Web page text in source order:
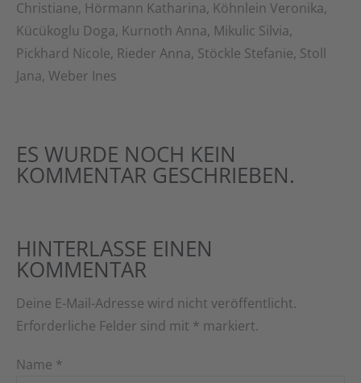
Christiane, Hörmann Katharina, Köhnlein Veronika,
Kücükoglu Doga, Kurnoth Anna, Mikulic Silvia,
Pickhard Nicole, Rieder Anna, Stöckle Stefanie, Stoll
Jana, Weber Ines
ES WURDE NOCH KEIN
KOMMENTAR GESCHRIEBEN.
HINTERLASSE EINEN
KOMMENTAR
Deine E-Mail-Adresse wird nicht veröffentlicht.
Erforderliche Felder sind mit * markiert.
Name *